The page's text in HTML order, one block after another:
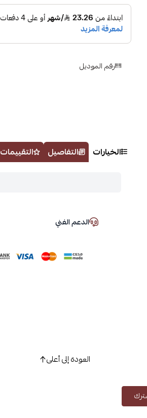
رقم الموديل
الخيارات التفاصيل التقييمات
الدعم الفني
العودة إلى أعلى